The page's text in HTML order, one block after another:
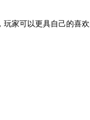
家可以更具自己的喜